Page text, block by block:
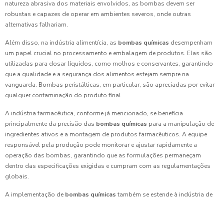
natureza abrasiva dos materiais envolvidos, as bombas devem ser
robustas e capazes de operar em ambientes severos, onde outras
alternativas falhariam.
Além disso, na indústria alimentícia, as bombas químicas desempenham
um papel crucial no processamento e embalagem de produtos. Elas são
utilizadas para dosar líquidos, como molhos e conservantes, garantindo
que a qualidade e a segurança dos alimentos estejam sempre na
vanguarda. Bombas peristálticas, em particular, são apreciadas por evitar
qualquer contaminação do produto final.
A indústria farmacêutica, conforme já mencionado, se beneficia
principalmente da precisão das bombas químicas para a manipulação de
ingredientes ativos e a montagem de produtos farmacêuticos. A equipe
responsável pela produção pode monitorar e ajustar rapidamente a
operação das bombas, garantindo que as formulações permaneçam
dentro das especificações exigidas e cumpram com as regulamentações
globais.
A implementação de bombas químicas também se estende à indústria de